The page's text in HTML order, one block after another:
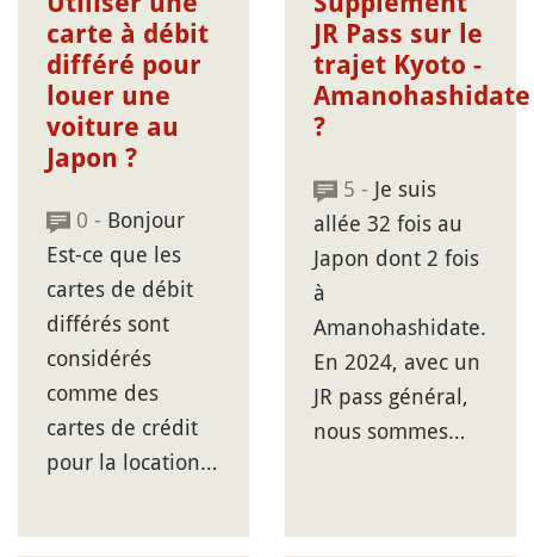
carte à débit
différé pour
louer une
voiture au
Japon ?
0 - Bonjour
Est-ce que les
cartes de débit
différés sont
considérés
comme des
cartes de crédit
pour la location…
JR Pass sur le
trajet Kyoto -
Amanohashidate
?
5 - Je suis
allée 32 fois au
Japon dont 2 fois
à
Amanohashidate.
En 2024, avec un
JR pass général,
nous sommes…